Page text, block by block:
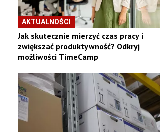
AKTUALNOŚCI
Jak skutecznie mierzyć czas pracy i
zwiększać produktywność? Odkryj
możliwości TimeCamp